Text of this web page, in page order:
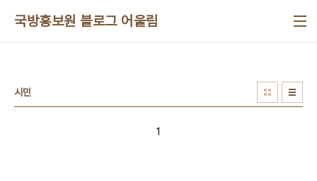
국방홍보원 블로그 어울림
시민
1